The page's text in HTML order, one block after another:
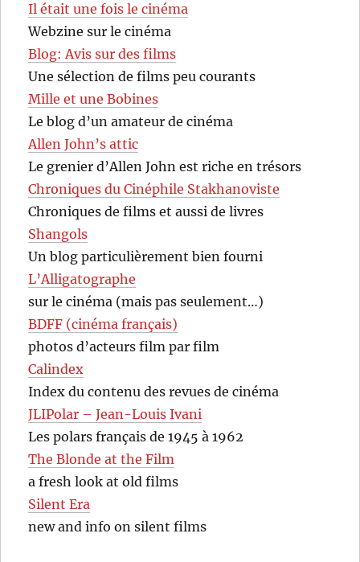
Il était une fois le cinéma
Webzine sur le cinéma
Blog: Avis sur des films
Une sélection de films peu courants
Mille et une Bobines
Le blog d’un amateur de cinéma
Allen John’s attic
Le grenier d’Allen John est riche en trésors
Chroniques du Cinéphile Stakhanoviste
Chroniques de films et aussi de livres
Shangols
Un blog particulièrement bien fourni
L’Alligatographe
sur le cinéma (mais pas seulement…)
BDFF (cinéma français)
photos d’acteurs film par film
Calindex
Index du contenu des revues de cinéma
JLIPolar – Jean-Louis Ivani
Les polars français de 1945 à 1962
The Blonde at the Film
a fresh look at old films
Silent Era
new and info on silent films